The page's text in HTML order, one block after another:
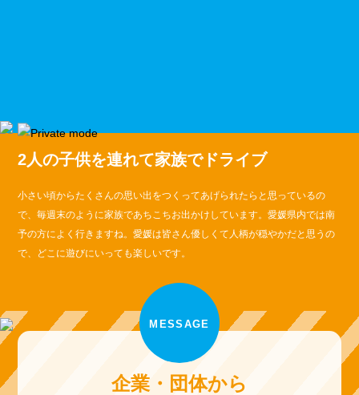
2人の子供を連れて家族でドライブ
小さい頃からたくさんの思い出をつくってあげられたらと思っているの
で、毎週末のように家族であちこちお出かけしています。愛媛県内では南
予の方によく行きますね。愛媛は皆さん優しくて人柄が穏やかだと思うの
で、どこに遊びにいっても楽しいです。
MESSAGE
企業・団体から